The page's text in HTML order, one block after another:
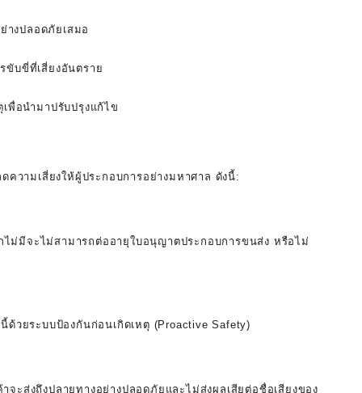
างปลอดภัยเสมอ
ขับขี่ที่เสี่ยงอันตราย
พื่อนำมาปรับปรุงแก้ไข
วามเสี่ยงให้ผู้ประกอบการอย่างมหาศาล ดังนี้:
ม่มีจะไม่สามารถต่ออายุใบอนุญาตประกอบการขนส่ง หรือไม่
วยระบบป้องกันก่อนเกิดเหตุ (Proactive Safety)
ะส่งถึงปลายทางอย่างปลอดภัยและไม่ส่งผลเสียต่อชื่อเสียงของ